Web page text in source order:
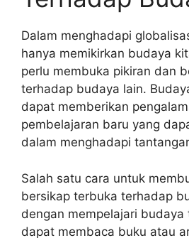
Dalam menghadapi
hanya memikirkan budaya
perlu membuka pikiran dan
terhadap budaya lain.
dapat memberikan
pembelajaran baru yang
dalam menghadapi
Salah satu cara untuk
bersikap terbuka terhadap
dengan mempelajari
dapat membaca buku atau